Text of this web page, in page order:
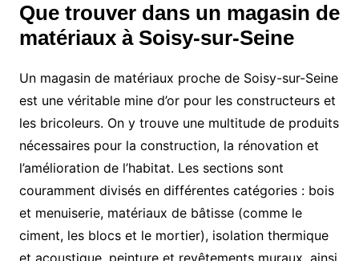
Que trouver dans un magasin de
matériaux à Soisy-sur-Seine
Un magasin de matériaux proche de Soisy-sur-Seine
est une véritable mine d’or pour les constructeurs et
les bricoleurs. On y trouve une multitude de produits
nécessaires pour la construction, la rénovation et
l’amélioration de l’habitat. Les sections sont
couramment divisés en différentes catégories : bois
et menuiserie, matériaux de bâtisse (comme le
ciment, les blocs et le mortier), isolation thermique
et acoustique, peinture et revêtements muraux, ainsi